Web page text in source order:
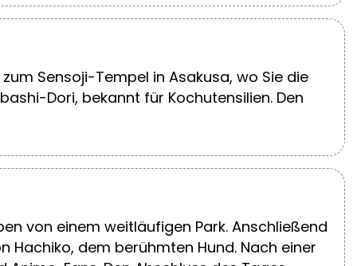
Sensoji-Tempel in Asakusa, wo Sie die
Dori, bekannt für Kochutensilien. Den
von einem weitläufigen Park. Anschließend
Hachiko, dem berühmten Hund. Nach einer